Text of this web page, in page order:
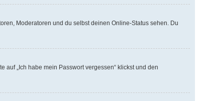
Moderatoren und du selbst deinen Online-Status sehen. Du
„Ich habe mein Passwort vergessen“ klickst und den